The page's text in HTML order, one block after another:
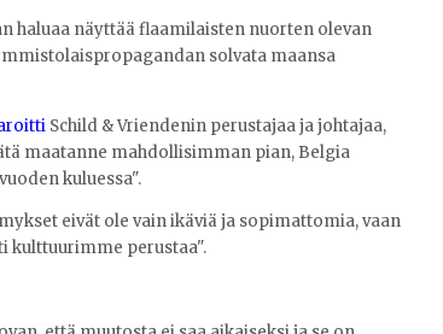
haluaa näyttää flaamilaisten nuorten olevan
solvata maansa
Schild & Vriendenin perustajaa ja johtajaa,
maatanne mahdollisimman pian, Belgia
kuluessa".
eivät ole vain ikäviä ja sopimattomia, vaan
kulttuurimme perustaa".